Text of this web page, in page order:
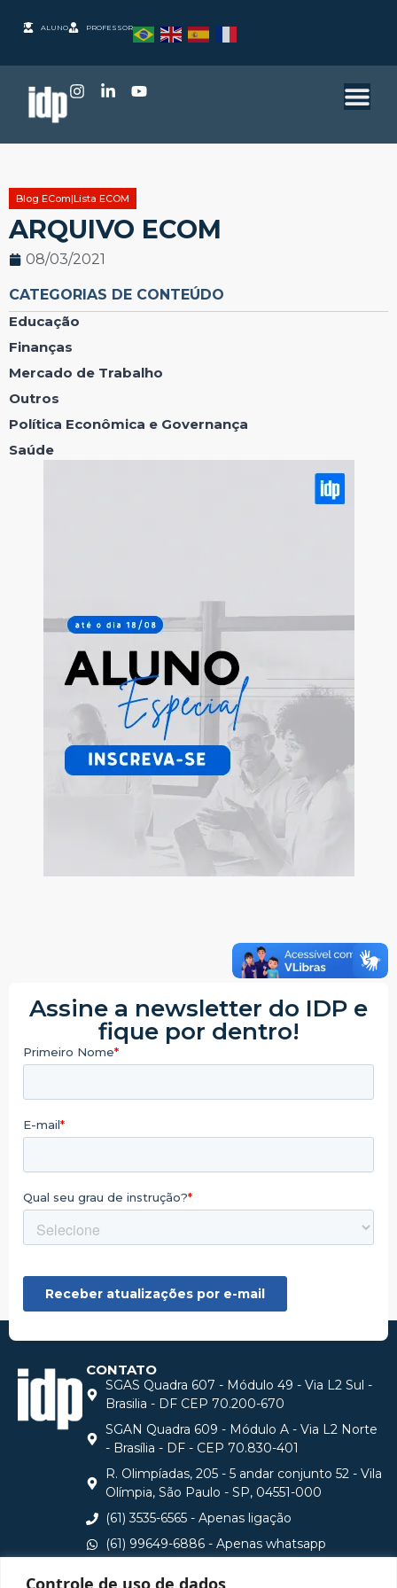
Controle de uso de dados
ALUNO PROFESSOR
Blog ECom|Lista ECOM
ARQUIVO ECOM
08/03/2021
CATEGORIAS DE CONTEÚDO
Educação
Finanças
Mercado de Trabalho
Outros
Política Econômica e Governança
Saúde
Assine a newsletter do IDP e
fique por dentro!
CONTATO
SGAS Quadra 607 - Módulo 49 - Via L2 Sul -
Brasilia - DF CEP 70.200-670
SGAN Quadra 609 - Módulo A - Via L2 Norte
- Brasília - DF - CEP 70.830-401
R. Olimpíadas, 205 - 5 andar conjunto 52 - Vila
Olímpia, São Paulo - SP, 04551-000
(61) 3535-6565 - Apenas ligação
(61) 99649-6886 - Apenas whatsapp